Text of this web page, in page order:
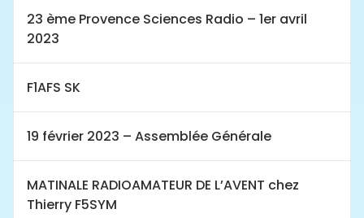
23 ème Provence Sciences Radio – 1er avril
2023
F1AFS SK
19 février 2023 – Assemblée Générale
MATINALE RADIOAMATEUR DE L’AVENT chez
Thierry F5SYM